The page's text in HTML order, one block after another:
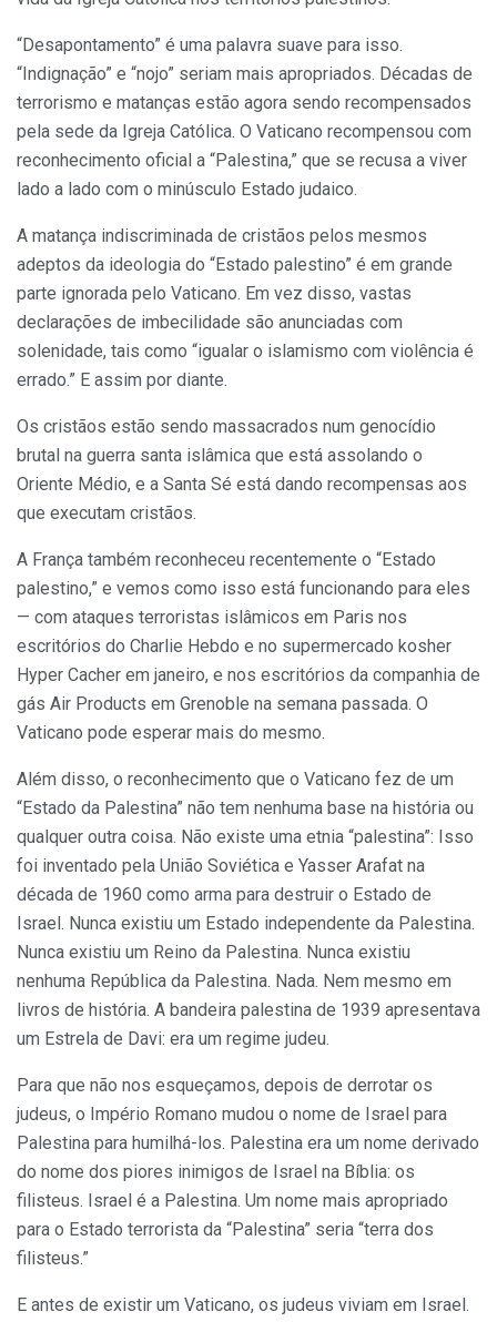
“Desapontamento” é uma palavra suave para isso.
“Indignação” e “nojo” seriam mais apropriados. Décadas de
terrorismo e matanças estão agora sendo recompensados
pela sede da Igreja Católica. O Vaticano recompensou com
reconhecimento oficial a “Palestina,” que se recusa a viver
lado a lado com o minúsculo Estado judaico.
A matança indiscriminada de cristãos pelos mesmos
adeptos da ideologia do “Estado palestino” é em grande
parte ignorada pelo Vaticano. Em vez disso, vastas
declarações de imbecilidade são anunciadas com
solenidade, tais como “igualar o islamismo com violência é
errado.” E assim por diante.
Os cristãos estão sendo massacrados num genocídio
brutal na guerra santa islâmica que está assolando o
Oriente Médio, e a Santa Sé está dando recompensas aos
que executam cristãos.
A França também reconheceu recentemente o “Estado
palestino,” e vemos como isso está funcionando para eles
— com ataques terroristas islâmicos em Paris nos
escritórios do Charlie Hebdo e no supermercado kosher
Hyper Cacher em janeiro, e nos escritórios da companhia de
gás Air Products em Grenoble na semana passada. O
Vaticano pode esperar mais do mesmo.
Além disso, o reconhecimento que o Vaticano fez de um
“Estado da Palestina” não tem nenhuma base na história ou
qualquer outra coisa. Não existe uma etnia “palestina”: Isso
foi inventado pela União Soviética e Yasser Arafat na
década de 1960 como arma para destruir o Estado de
Israel. Nunca existiu um Estado independente da Palestina.
Nunca existiu um Reino da Palestina. Nunca existiu
nenhuma República da Palestina. Nada. Nem mesmo em
livros de história. A bandeira palestina de 1939 apresentava
um Estrela de Davi: era um regime judeu.
Para que não nos esqueçamos, depois de derrotar os
judeus, o Império Romano mudou o nome de Israel para
Palestina para humilhá-los. Palestina era um nome derivado
do nome dos piores inimigos de Israel na Bíblia: os
filisteus. Israel é a Palestina. Um nome mais apropriado
para o Estado terrorista da “Palestina” seria “terra dos
filisteus.”
E antes de existir um Vaticano, os judeus viviam em Israel.